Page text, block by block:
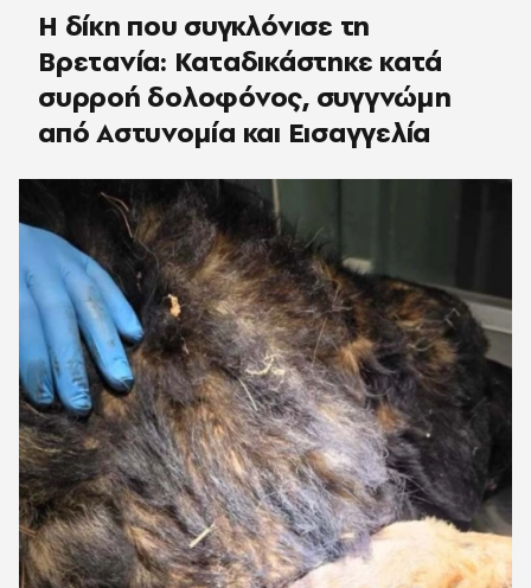
H δίκη που συγκλόνισε τη
Βρετανία: Καταδικάστηκε κατά
συρροή δολοφόνος, συγγνώμη
από Αστυνομία και Εισαγγελία